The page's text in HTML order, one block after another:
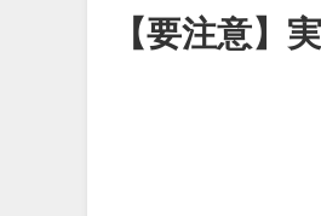
【要注意】